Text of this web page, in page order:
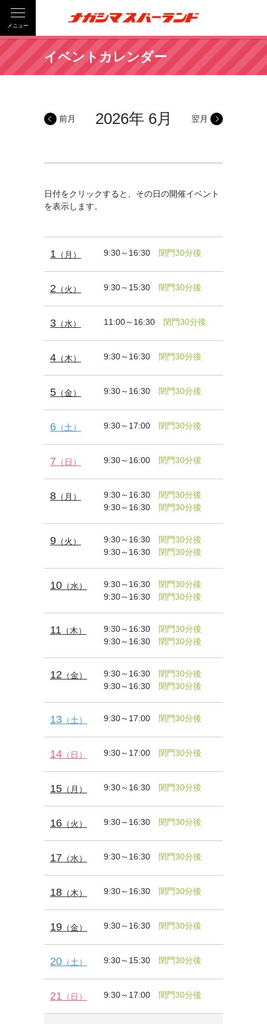
メニュー
イベントカレンダー
2026年 6月
前月 翌月
日付をクリックすると、その日の開催イベント
を表示します。
1 （月） 9:30～16:30 閉門30分後
2 （火） 9:30～15:30 閉門30分後
3 （水） 11:00～16:30 閉門30分後
4 （木） 9:30～16:30 閉門30分後
5 （金） 9:30～16:30 閉門30分後
6 （土） 9:30～17:00 閉門30分後
7 （日） 9:30～16:00 閉門30分後
8 （月） 9:30～16:30 閉門30分後
9:30～16:30 閉門30分後
9 （火） 9:30～16:30 閉門30分後
9:30～16:30 閉門30分後
10 （水） 9:30～16:30 閉門30分後
9:30～16:30 閉門30分後
11 （木） 9:30～16:30 閉門30分後
9:30～16:30 閉門30分後
12 （金） 9:30～16:30 閉門30分後
9:30～16:30 閉門30分後
13 （土） 9:30～17:00 閉門30分後
14 （日） 9:30～17:00 閉門30分後
15 （月） 9:30～16:30 閉門30分後
16 （火） 9:30～16:30 閉門30分後
17 （水） 9:30～16:30 閉門30分後
18 （木） 9:30～16:30 閉門30分後
19 （金） 9:30～16:30 閉門30分後
20 （土） 9:30～15:30 閉門30分後
21 （日） 9:30～17:00 閉門30分後